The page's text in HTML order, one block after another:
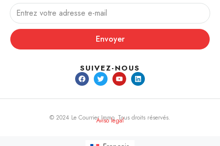
Envoyer
SUIVEZ-NOUS
© 2024 Le Courrier Immo. Tous droits réservés.
Aviso legal